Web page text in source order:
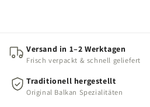
Versand in 1–2 Werktagen
Frisch verpackt & schnell geliefert
Traditionell hergestellt
Original Balkan Spezialitäten